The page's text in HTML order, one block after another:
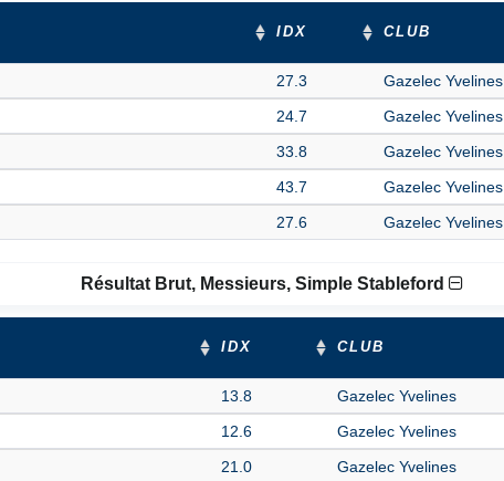
IDX CLUB
27.3 Gazelec Yvelines
24.7 Gazelec Yvelines
33.8 Gazelec Yvelines
43.7 Gazelec Yvelines
27.6 Gazelec Yvelines
Résultat Brut, Messieurs, Simple Stableford
IDX CLUB
13.8 Gazelec Yvelines
12.6 Gazelec Yvelines
21.0 Gazelec Yvelines